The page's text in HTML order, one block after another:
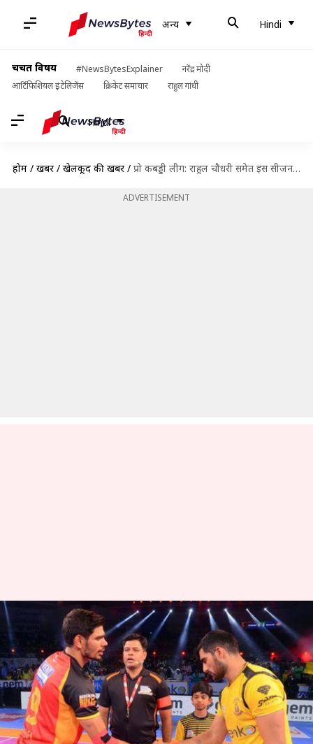
अन्य Hindi
चर्चित विषय #NewsBytesExplainer
नरेंद्र मोदी
आर्टिफिशियल इंटेलिजेंस
क्रिकेट समाचार राहुल गांधी
Hindi
होम / खबरें / खेलकूद की खबरें / प्रो कबड्डी लीग: राहुल चौधरी समेत इस सीजन रिलीज किए सबसे बड़े खिलाड़ियों पर एक नजर
ADVERTISEMENT
प्रो कबड्डी लीग: राहुल चौधरी समेत इस
सीजन रिलीज किए सबसे बड़े
खिलाड़ियों पर एक नजर
लेखन Neeraj Pandey Mar 27, 2019 04:59 pm
क्या है खबर?